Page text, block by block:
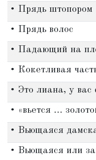
• Прядь штопором
• Прядь волос
• Падающий на
• Кокетливая
• Это лиана, у вас
• «вьется ...
• Вьющаяся
• Вьющаяся или